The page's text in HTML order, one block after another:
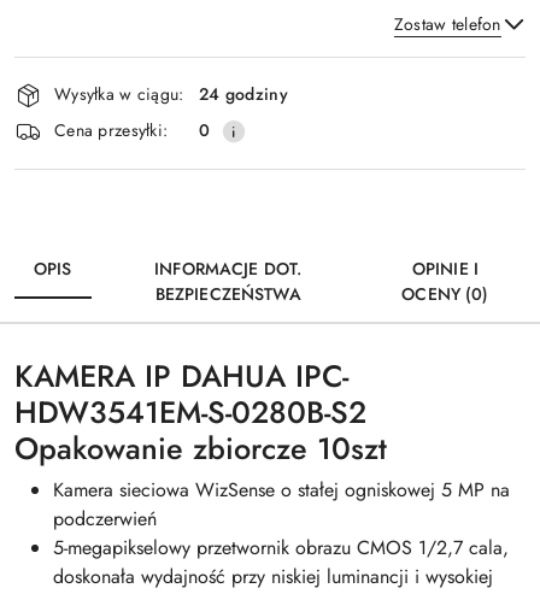
Zostaw telefon
Wyślij
Dostępność
i
dostawa
Wysyłka w ciągu:
24 godziny
Cena przesyłki:
0
OPIS
INFORMACJE DOT.
BEZPIECZEŃSTWA
OPINIE I
OCENY (0)
KAMERA IP DAHUA IPC-
HDW3541EM-S-0280B-S2
Opakowanie zbiorcze 10szt
Kamera sieciowa WizSense o stałej ogniskowej 5 MP na
podczerwień
5-megapikselowy przetwornik obrazu CMOS 1/2,7 cala,
doskonała wydajność przy niskiej luminancji i wysokiej